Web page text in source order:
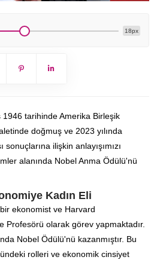
18px
1946 tarihinde Amerika Birleşik
doğmuş ve 2023 yılında
sonuçlarına ilişkin anlayışımızı
alanında Nobel Anma Ödülü'nü
Kadın Eli
ekonomist ve Harvard
Profesörü olarak görev yapmaktadır.
Nobel Ödülü'nü kazanmıştır. Bu
rolleri ve ekonomik cinsiyet